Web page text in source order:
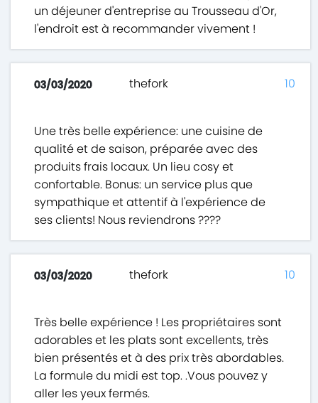
un déjeuner d'entreprise au Trousseau d'Or,
l'endroit est à recommander vivement !
03/03/2020 thefork
Une très belle expérience: une cuisine de
qualité et de saison, préparée avec des
produits frais locaux. Un lieu cosy et
confortable. Bonus: un service plus que
sympathique et attentif à l'expérience de
ses clients! Nous reviendrons ????
10
03/03/2020 thefork
Très belle expérience ! Les propriétaires sont
adorables et les plats sont excellents, très
bien présentés et à des prix très abordables.
La formule du midi est top. .Vous pouvez y
aller les yeux fermés.
10